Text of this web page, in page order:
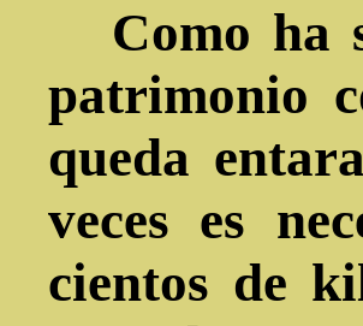
Como ha
patrimonio
queda
veces es
cientos de